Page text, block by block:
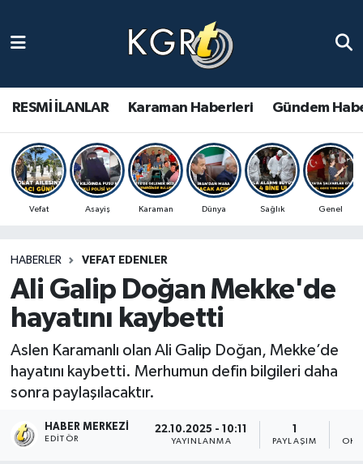
RESMİ İLANLAR Karaman Haberleri Gündem
Vefat Asayiş Karaman Dünya Sağlık Genel
HABERLER VEFAT EDENLER
Ali Galip Doğan Mekke'de
hayatını kaybetti
Aslen Karamanlı olan Ali Galip Doğan, Mekke’de
hayatını kaybetti. Merhumun defin bilgileri daha
sonra paylaşılacaktır.
HABER MERKEZI
EDITÖR
22.10.2025 - 10:11
YAYINLANMA
1
PAYLAŞIM
Gündem Haberleri
Güncel Haberler
Spor Haberleri
Ulusal Haberler
Vefat Edenler